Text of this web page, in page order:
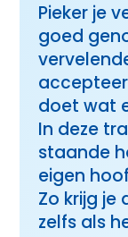
Pieker je
goed
doet wat
In deze
staande
eigen
Zo krijg je
zelfs als